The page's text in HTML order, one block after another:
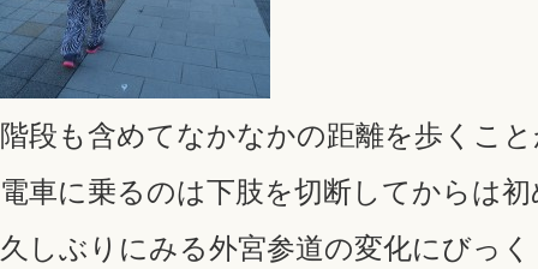
階段も含めてなかなかの距離を歩くこ
電車に乗るのは下肢を切断してからは
久しぶりにみる外宮参道の変化にびっ